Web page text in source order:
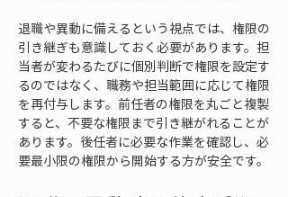
退職や異動に備えるという視点では、権限の
引き継ぎも意識しておく必要があります。担
当者が変わるたびに個別判断で権限を設定す
るのではなく、職務や担当範囲に応じて権限
を再付与します。前任者の権限を丸ごと複製
すると、不要な権限まで引き継がれることが
あります。後任者に必要な作業を確認し、必
要最小限の権限から開始する方が安全です。